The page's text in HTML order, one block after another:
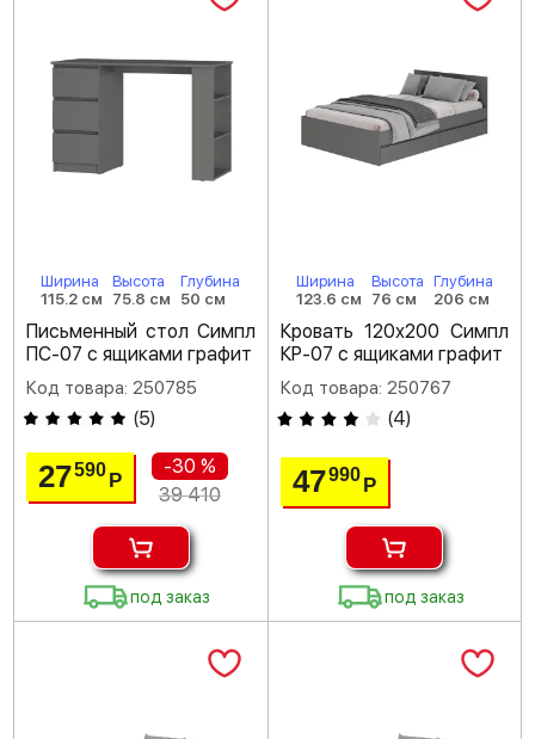
Ширина
115.2 см
Высота
75.8 см
Глубина
50 см
Письменный стол Симпл
ПС-07 с ящиками графит
Код товара: 250785
(5)
27590Р
-30 %
39 410
под заказ
Ширина
123.6 см
Высота
76 см
Глубина
206 см
Кровать 120х200 Симпл
КР-07 с ящиками графит
Код товара: 250767
(4)
47990 Р
под заказ